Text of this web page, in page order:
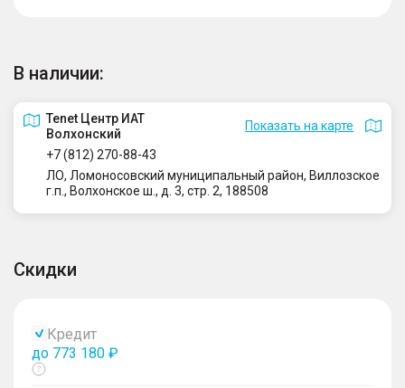
В наличии:
Tenet Центр ИАТ
Волхонский
Показать на карте
+7 (812) 270-88-43
ЛО, Ломоносовский муниципальный район, Виллозское
г.п., Волхонское ш., д. 3, стр. 2, 188508
Скидки
Кредит
до 773 180 ₽
Показать